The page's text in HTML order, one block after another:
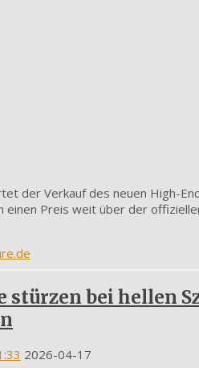
der Verkauf des neuen High-
einen Preis weit über der
stürzen bei hellen
2026-04-17